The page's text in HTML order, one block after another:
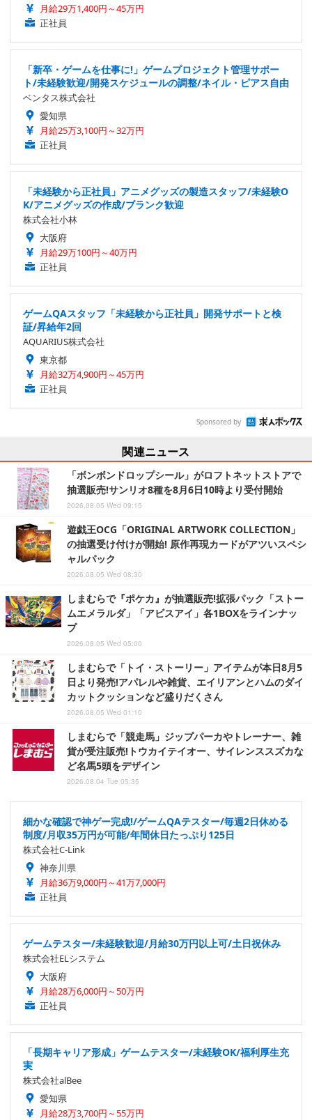
月給29万1,400円～45万円
正社員
「新卒・ゲームを仕事に!」ゲームプロジェクト管理サポー
ト/未経験歓迎/開発スケジュールの調整/ネイル・ピアス自由
ベンタス株式会社
愛知県
月給25万3,100円～32万円
正社員
「未経験から正社員」アニメグッズの製造スタッフ/未経験O
K/アニメグッズの作成/ブランク歓迎
株式会社小林
大阪府
月給29万100円～40万円
正社員
ゲームQAスタッフ「未経験から正社員」開発サポートと検
証/昇給年2回
AQUARIUS株式会社
東京都
月給32万4,900円～45万円
正社員
Sponsored by
関連ニュース
「ボンボンドロップシール」がロフトネットストアで
抽選販売!サンリオ8種を8月6日10時より受付開始
2026.08.05 Wed 09:15
遊戯王OCG「ORIGINAL ARTWORK COLLECTION」
の抽選受け付けが開始! 原作再現カードがアツいスペシ
ャルパック
2026.08.05 Wed 08:30
しまむらで『ポケカ』が抽選販売!拡張パック「ストー
ムエメラルダ」「アビスアイ」各1BOXをラインナッ
プ
2026.08.05 Wed 05:00
しまむらで「トイ・ストーリー」アイテムが本日8月5
日より発売!アパレルや雑貨、エイリアンとハムのダイ
カットクッションなど盛りだくさん
2026.08.05 Wed 01:10
しまむらで「競走馬」ジップパーカやトレーナー、雑
貨が受注販売!トウカイテイオー、サイレンススズカな
ど名馬5頭をデザイン
2026.08.04 Tue 05:35
細かな確認で神ゲー完成!/ゲームQAテスター/毎週2日休める
制度/月収35万円が可能/年間休日たっぷり125日
株式会社C-Link
神奈川県
月給36万9,000円～41万7,000円
正社員
ゲームテスター/未経験歓迎/月給30万円以上可/土日祝休み
株式会社ELシステム
大阪府
月給28万6,000円～50万円
正社員
「長期キャリア形成」ゲームテスター/未経験OK/福利厚生充
実
株式会社alBee
愛知県
月給28万3,700円～55万円